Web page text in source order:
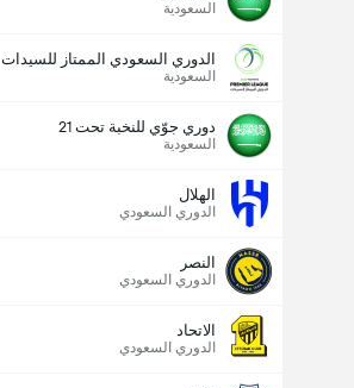
السعودية
الدوري السعودي الممتاز للسيدات
السعودية
دوري جوّي للنخبة تحت 21
السعودية
الهلال
الدوري السعودي
النصر
الدوري السعودي
الاتحاد
الدوري السعودي